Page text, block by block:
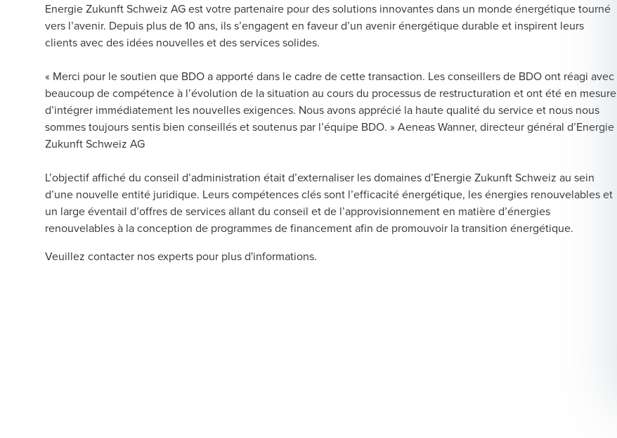
Energie Zukunft Schweiz AG est votre partenaire pour des solutions innovantes dans un monde énergétique tourné
vers l’avenir. Depuis plus de 10 ans, ils s’engagent en faveur d’un avenir énergétique durable et inspirent leurs
clients avec des idées nouvelles et des services solides.
« Merci pour le soutien que BDO a apporté dans le cadre de cette transaction. Les conseillers de BDO ont réagi avec
beaucoup de compétence à l’évolution de la situation au cours du processus de restructuration et ont été en mesure
d’intégrer immédiatement les nouvelles exigences. Nous avons apprécié la haute qualité du service et nous nous
sommes toujours sentis bien conseillés et soutenus par l’équipe BDO. » Aeneas Wanner, directeur général d’Energie
Zukunft Schweiz AG
L’objectif affiché du conseil d’administration était d’externaliser les domaines d’Energie Zukunft Schweiz au sein
d’une nouvelle entité juridique. Leurs compétences clés sont l’efficacité énergétique, les énergies renouvelables et
un large éventail d’offres de services allant du conseil et de l’approvisionnement en matière d’énergies
renouvelables à la conception de programmes de financement afin de promouvoir la transition énergétique.
Veuillez contacter nos experts pour plus d'informations.